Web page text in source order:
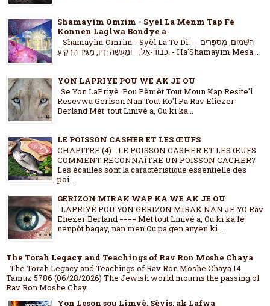
Shamayim Omrim - Syèl La Menm Tap Fè
Konnen Laglwa Bondye a
Shamayim Omrim - Syèl La Te Di: - הַשָּׁמַיִם, מְסַפְּרִים
כְּבוֹד-אֵל; וּמַעֲשֵׂה יָדָיו, מַגִּיד הָרָקִיעַ. - Ha'Shamayim Mesa...
YON LAPRIYE POU WE AK JE OU
Se Yon LaPriyè Pou Pèmèt Tout Moun Kap Resite'l
Resevwa Gerison Nan Tout Ko'l Pa Rav Eliezer
Berland Mèt tout Linivè a, Ou ki ka...
LE POISSON CASHER ET LES ŒUFS
CHAPITRE (4) - LE POISSON CASHER ET LES ŒUFS
COMMENT RECONNAÎTRE UN POISSON CACHER?
Les écailles sont la caractéristique essentielle des
poi...
GERIZON MIRAK WAP KA WE AK JE OU
LAPRIYÈ POU YON GERIZON MIRAK NAN JE YO Rav
Eliezer Berland ==== Mèt tout Linivè a, Ou ki ka fè
nenpòt bagay, nan men Ou pa gen anyen ki ...
The Torah Legacy and Teachings of Rav Ron Moshe Chaya
The Torah Legacy and Teachings of Rav Ron Moshe Chaya 14
Tamuz 5786 (06/28/2026) The Jewish world mourns the passing of
Rav Ron Moshe Chay...
Yon Leson sou Limyè, Sèvis, ak Lafwa